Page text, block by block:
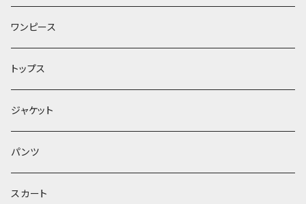
ワンピース
トップス
ジャケット
パンツ
スカート